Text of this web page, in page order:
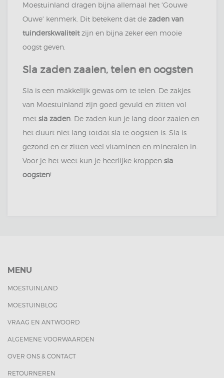
Moestuinland dragen bijna allemaal het 'Gouwe
Ouwe' kenmerk. Dit betekent dat de zaden van
tuinderskwaliteitzijn en bijna zeker een mooie
oogst geven.
Sla zaden zaaien, telen en oogsten
Sla is een makkelijk gewas om te telen. De zakjes
van Moestuinland zijn goed gevuld en zitten vol
met sla zaden . De zaden kun je lang door zaaien en
het duurt niet lang totdat sla te oogsten is. Sla is
gezond en er zitten veel vitaminen en mineralen in.
Voor je het weet kun je heerlijke kroppen sla
oogsten!
MENU
MOESTUINLAND
MOESTUINBLOG
VRAAG EN ANTWOORD
ALGEMENE VOORWAARDEN
OVER ONS & CONTACT
RETOURNEREN